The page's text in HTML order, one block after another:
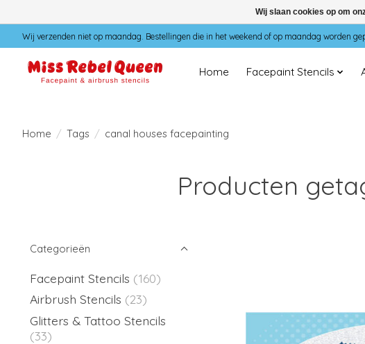
Wij verzenden niet op maandag. Bestellingen die in het weekend of op maandag worden
Home Facepaint Stencils
Home / Tags / canal houses facepainting
Producten
Categorieën
Facepaint Stencils (160)
Airbrush Stencils (23)
Glitters & Tattoo Stencils
(33)
Wij slaan cookies op om